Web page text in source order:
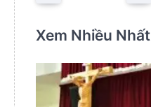
Xem Nhiều Nhất